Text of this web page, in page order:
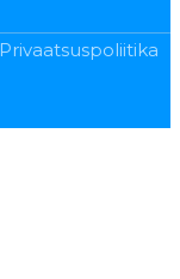
Privaatsuspoliitika